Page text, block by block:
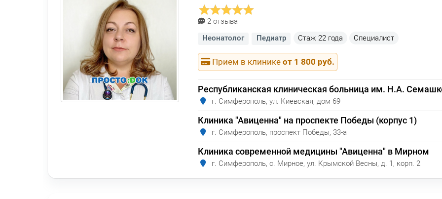
2 отзыва
Неонатолог
Педиатр Стаж 22 года Специалист
Прием в клинике от 1 800 руб.
Республиканская клиническая больница им. Н.А.
г. Симферополь, ул. Киевская, дом 69
Клиника "Авиценна" на проспекте Победы (корпус 1)
г. Симферополь, проспект Победы, 33-а
Клиника современной медицины "Авиценна" в Мирном
г. Симферополь, с. Мирное, ул. Крымской Весны, д. 1, корп. 2